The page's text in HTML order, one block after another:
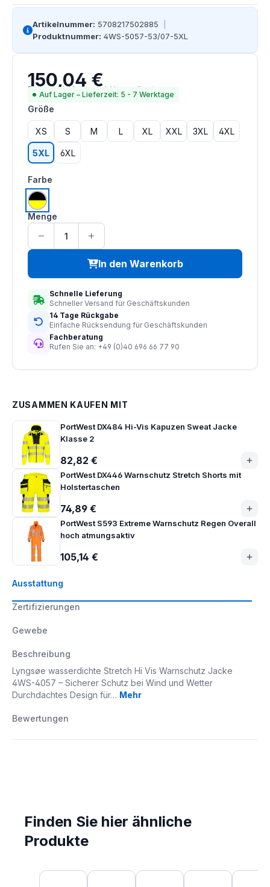
Artikelnummer: 5708217502885
Produktnummer: 4WS-5057-53/07-5XL
Ausstattung
Zertifizierungen
Gewebe
Beschreibung
Lyngsøe wasserdichte Stretch Hi Vis Warnschutz Jacke
4WS-4057 – Sicherer Schutz bei Wind und Wetter
Durchdachtes Design für… Mehr
Bewertungen
Regulärer Preis:
150,04 €
Preise inkl. MwSt. zzgl. Versandkosten
Auf Lager – Lieferzeit: 5 - 7 Werktage
Größe
XS S M L XL XXL 3XL 4XL
5XL 6XL
Farbe
gelb | schwarz
Menge
In den Warenkorb
Schnelle Lieferung
Schneller Versand für Geschäftskunden
14 Tage Rückgabe
Einfache Rücksendung für Geschäftskunden
Fachberatung
Rufen Sie an: +49 (0)40 696 66 77 90
ZUSAMMEN KAUFEN MIT
PortWest DX484 Hi-Vis Kapuzen Sweat Jacke
Klasse 2
82,82 €
PortWest DX446 Warnschutz Stretch Shorts mit
Holstertaschen
74,89 €
PortWest S593 Extreme Warnschutz Regen Overall
hoch atmungsaktiv
105,14 €
Finden Sie hier ähnliche
Produkte
Produktgalerie überspringen